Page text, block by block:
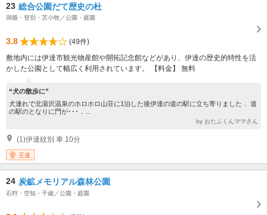
23 総合公園だて歴史の杜
洞爺・登別・苫小牧／公園・庭園
3.8
(49件)
敷地内には伊達市観光物産館や開拓記念館などがあり、伊達の歴史的特性を活
かした公園として幅広く利用されています。 【料金】 無料
“犬の散歩に”
犬連れで北湯沢温泉のホロホロ山荘に1泊した後伊達の道の駅に立ち寄りました． 道
の駅のとなりに門が･･･．...
by おたふくんママさん
(1)伊達紋別 車 10分
王道
24 炭鉱メモリアル森林公園
石狩・空知・千歳／公園・庭園